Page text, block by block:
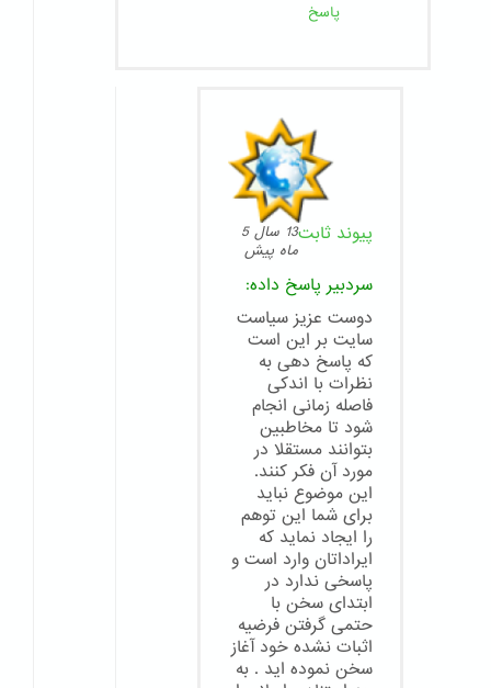
پاسخ
پیوند ثابت
13 سال 5
ماه پیش
سردبیر پاسخ داده:
دوست عزیز سیاست
سایت بر این است
که پاسخ دهی به
نظرات با اندکی
فاصله زمانی انجام
شود تا مخاطبین
بتوانند مستقلا در
مورد آن فکر کنند.
این موضوع نباید
برای شما این توهم
را ایجاد نماید که
ایراداتان وارد است و
پاسخی ندارد در
ابتدای سخن با
حتمی گرفتن فرضیه
اثبات نشده خود آغاز
سخن نموده اید . به